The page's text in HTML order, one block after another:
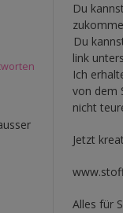
Du
Du
link
Ich
von dem
nicht
Jetzt
Alles für